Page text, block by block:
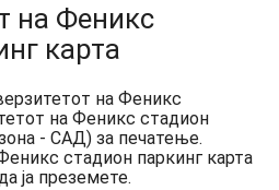
на Феникс
карта
на Феникс
на Феникс стадион
- САД) за печатење.
стадион паркинг карта
ја преземете.